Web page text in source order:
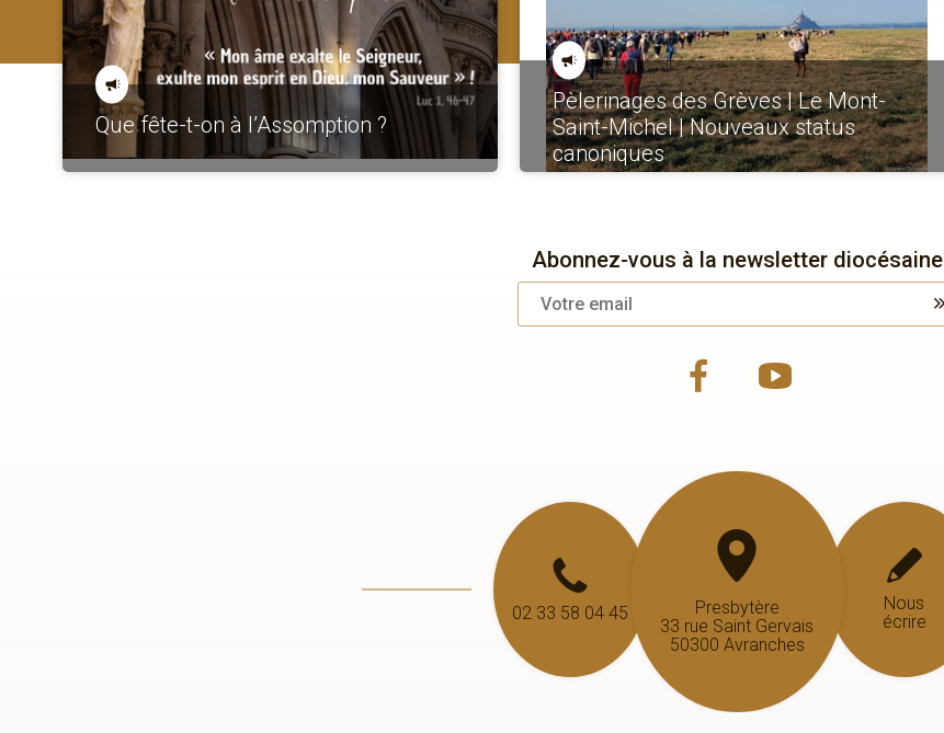
Que fête-t-on à l’Assomption ?
Pèlerinages des Grèves | Le Mont-
Saint-Michel | Nouveaux status
canoniques
Abonnez-vous à la newsletter diocésaine
02 33 58 04 45
Nous
écrire
Presbytère
33 rue Saint Gervais
50300 Avranches